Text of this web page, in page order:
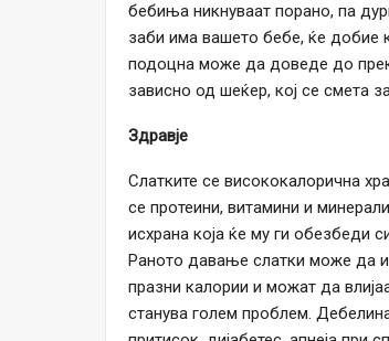
бебиња никнуваат порано, па
заби има вашето бебе, ќе добие
подоцна може да доведе до
зависно од шеќер, кој се смета
Здравје
Слатките се висококалорична
се протеини, витамини и
исхрана која ќе му ги обезбеди
Раното давање слатки може да
празни калории и можат да
станува голем проблем.